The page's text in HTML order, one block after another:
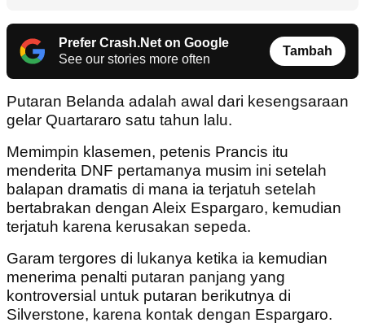
Prefer Crash.Net on Google
See our stories more often
Tambah
Putaran Belanda adalah awal dari kesengsaraan
gelar Quartararo satu tahun lalu.
Memimpin klasemen, petenis Prancis itu
menderita DNF pertamanya musim ini setelah
balapan dramatis di mana ia terjatuh setelah
bertabrakan dengan Aleix Espargaro, kemudian
terjatuh karena kerusakan sepeda.
Garam tergores di lukanya ketika ia kemudian
menerima penalti putaran panjang yang
kontroversial untuk putaran berikutnya di
Silverstone, karena kontak dengan Espargaro.